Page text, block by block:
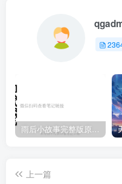
雨后小故事完整版原片动态图（图+文字解说版）
上一篇